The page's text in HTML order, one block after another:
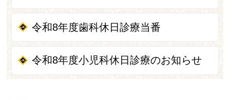
令和8年度歯科休日診療当番
令和8年度小児科休日診療のお知らせ